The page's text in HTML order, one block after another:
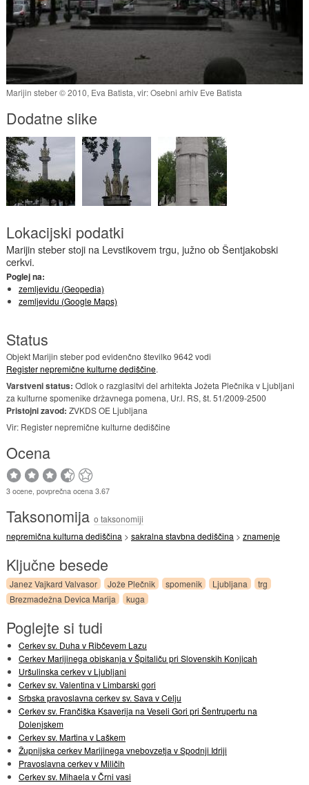
Marijin steber © 2010, Eva Batista, vir: Osebni arhiv Eve Batista
Dodatne slike
Lokacijski podatki
Marijin steber stoji na Levstikovem trgu, južno ob Šentjakobski
cerkvi.
Poglej na:
zemljevidu (Geopedia)
zemljevidu (Google Maps)
Status
Objekt Marijin steber pod evidenčno številko 9642 vodi
Register nepremične kulturne dediščine.
Varstveni status: Odlok o razglasitvi del arhitekta Jožeta Plečnika v Ljubljani
za kulturne spomenike državnega pomena, Ur.l. RS, št. 51/2009-2500
Pristojni zavod: ZVKDS OE Ljubljana
Vir: Register nepremične kulturne dediščine
Ocena
3 ocene, povprečna ocena 3.67
Taksonomija o taksonomiji
nepremična kulturna dediščina > sakralna stavbna dediščina > znamenje
Ključne besede
Janez Vajkard Valvasor Jože Plečnik spomenik Ljubljana
trg
Brezmadežna Devica Marija
kuga
Poglejte si tudi
Cerkev sv. Duha v Ribčevem Lazu
Cerkev Marijinega obiskanja v Špitaliču pri Slovenskih Konjicah
Uršulinska cerkev v Ljubljani
Cerkev sv. Valentina v Limbarski gori
Srbska pravoslavna cerkev sv. Sava v Celju
Cerkev sv. Frančiška Ksaverija na Veseli Gori pri Šentrupertu na
Dolenjskem
Cerkev sv. Martina v Laškem
Župnijska cerkev Marijinega vnebovzetja v Spodnji Idriji
Pravoslavna cerkev v Miličih
Cerkev sv. Mihaela v Črni vasi